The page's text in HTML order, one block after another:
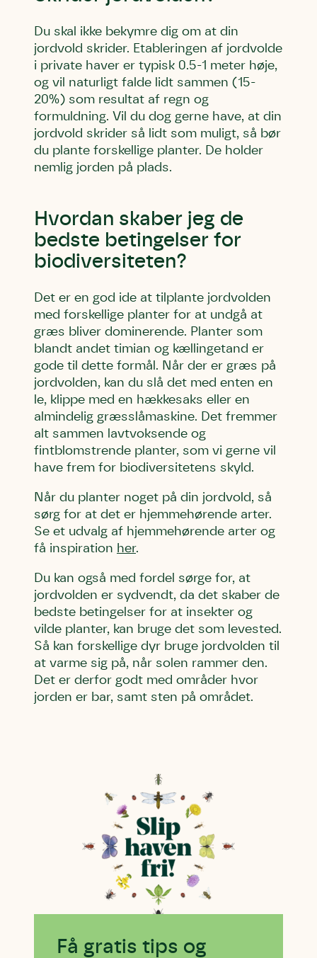
Du skal ikke bekymre dig om at din
jordvold skrider. Etableringen af jordvolde
i private haver er typisk 0.5-1 meter høje,
og vil naturligt falde lidt sammen (15-
20%) som resultat af regn og
formuldning. Vil du dog gerne have, at din
jordvold skrider så lidt som muligt, så bør
du plante forskellige planter. De holder
nemlig jorden på plads.
Hvordan skaber jeg de
bedste betingelser for
biodiversiteten?
Det er en god ide at tilplante jordvolden
med forskellige planter for at undgå at
græs bliver dominerende. Planter som
blandt andet timian og kællingetand er
gode til dette formål. Når der er græs på
jordvolden, kan du slå det med enten en
le, klippe med en hækkesaks eller en
almindelig græsslåmaskine. Det fremmer
alt sammen lavtvoksende og
fintblomstrende planter, som vi gerne vil
have frem for biodiversitetens skyld.
Når du planter noget på din jordvold, så
sørg for at det er hjemmehørende arter.
Se et udvalg af hjemmehørende arter og
få inspiration her.
Du kan også med fordel sørge for, at
jordvolden er sydvendt, da det skaber de
bedste betingelser for at insekter og
vilde planter, kan bruge det som levested.
Så kan forskellige dyr bruge jordvolden til
at varme sig på, når solen rammer den.
Det er derfor godt med områder hvor
jorden er bar, samt sten på området.
Få gratis tips og
Du skriver under på
Linie 1
Test
Hjørring
Linie 2
Skriv under nu
Du skriver under på
Første punkt
Endelig er kvashegnet også et godt
hjem for jordhumle, der nok er den
mest kendte af de danske humlebiarter.
Den store humlebi – eller brumbasse
Humlebier bestøver effektivt blomster
og afgrøder i din have.
Skriv under nu
Du skriver under på
Storken tilbage til Kolding
Skriv under nu